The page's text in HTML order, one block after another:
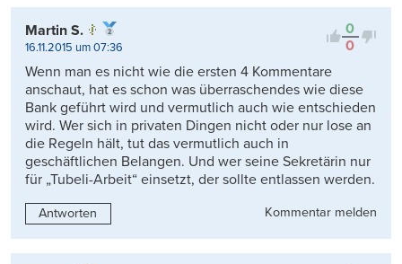
0
0
Martin S.
16.11.2015 um 07:36
Wenn man es nicht wie die ersten 4 Kommentare
anschaut, hat es schon was überraschendes wie diese
Bank geführt wird und vermutlich auch wie entschieden
wird. Wer sich in privaten Dingen nicht oder nur lose an
die Regeln hält, tut das vermutlich auch in
geschäftlichen Belangen. Und wer seine Sekretärin nur
für „Tubeli-Arbeit“ einsetzt, der sollte entlassen werden.
Antworten Kommentar melden